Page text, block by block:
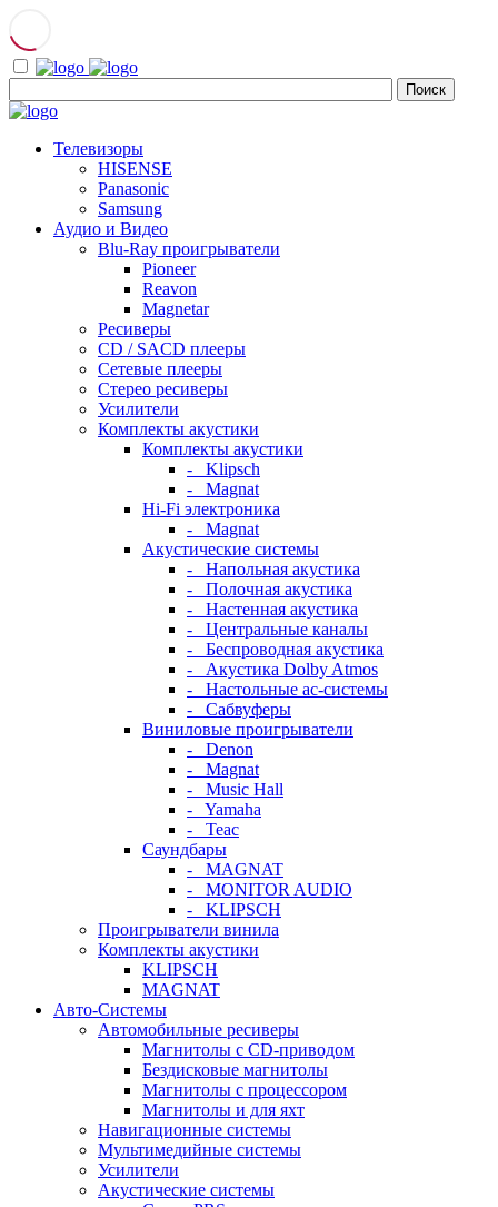
Телевизоры
HISENSE
Panasonic
Samsung
Аудио и Видео
Blu-Ray проигрыватели
Pioneer
Reavon
Magnetar
Ресиверы
CD / SACD плееры
Сетевые плееры
Стерео ресиверы
Усилители
Комплекты акустики
Комплекты акустики
- Klipsch
- Magnat
Hi-Fi электроника
- Magnat
Акустические системы
- Напольная акустика
- Полочная акустика
- Настенная акустика
- Центральные каналы
- Беспроводная акустика
- Акустика Dolby Atmos
- Настольные ас-системы
- Сабвуферы
Виниловые проигрыватели
- Denon
- Magnat
- Music Hall
- Yamaha
- Teac
Саундбары
- MAGNAT
- MONITOR AUDIO
- KLIPSCH
Проигрыватели винила
Комплекты акустики
KLIPSCH
MAGNAT
Авто-Системы
Автомобильные ресиверы
Магнитолы с CD-приводом
Бездисковые магнитолы
Магнитолы с процессором
Магнитолы и для яхт
Навигационные системы
Мультимедийные системы
Усилители
Акустические системы